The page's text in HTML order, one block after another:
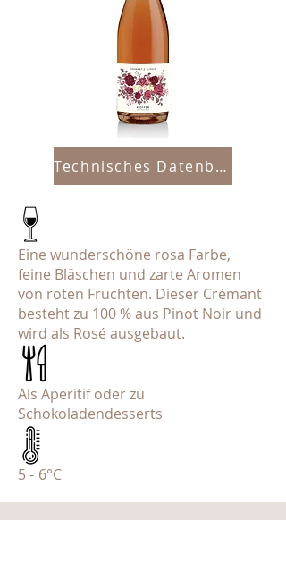
Technisches Datenblatt
Eine wunderschöne rosa Farbe,
feine Bläschen und zarte Aromen
von roten Früchten. Dieser Crémant
besteht zu 100 % aus Pinot Noir und
wird als Rosé ausgebaut.
Als Aperitif oder zu
Schokoladendesserts
5 - 6°C